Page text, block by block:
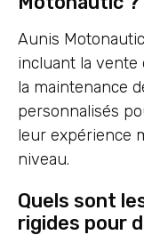
Aunis
incluant la vente
la maintenance
personnalisés
leur expérience
niveau.
Quels sont
rigides pour